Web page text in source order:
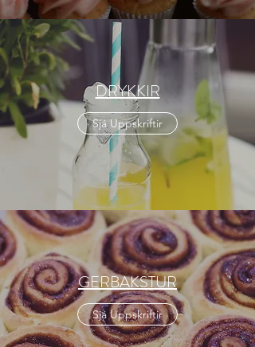
DRYKKIR
Sjá Uppskriftir
GERBAKSTUR
Sjá Uppskriftir